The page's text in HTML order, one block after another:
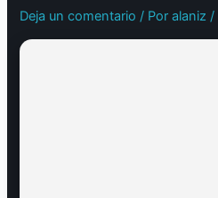
Deja un comentario / Poralaniz /